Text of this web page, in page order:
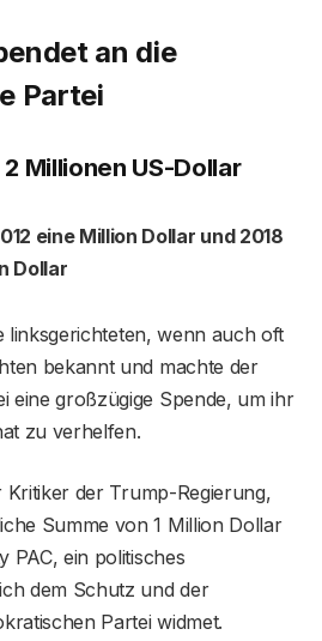
an die
Partei
Millionen US-Dollar
eine Million Dollar und 2018
Dollar
linksgerichteten, wenn auch oft
bekannt und machte der
eine großzügige Spende, um ihr
zu verhelfen.
der Trump-Regierung,
Summe von 1 Million Dollar
PAC, ein politisches
dem Schutz und der
Partei widmet.